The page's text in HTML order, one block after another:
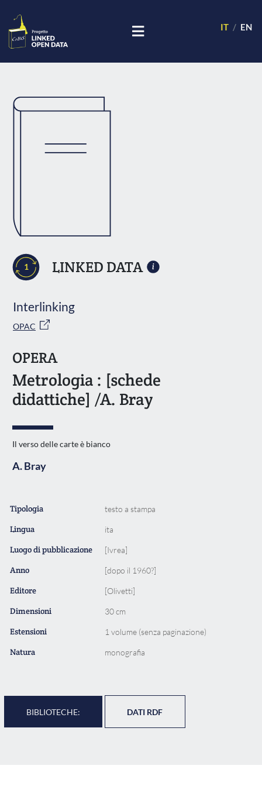
IT EN
1 LINKED DATA
Interlinking
OPAC
OPERA
Metrologia : [schede
didattiche] /A. Bray
Il verso delle carte è bianco
A. Bray
Tipologia testo a stampa
Lingua ita
Luogo di pubblicazione [Ivrea]
Anno [dopo il 1960?]
Editore [Olivetti]
Dimensioni 30 cm
Estensioni 1 volume (senza paginazione)
Natura monografia
BIBLIOTECHE: DATI RDF